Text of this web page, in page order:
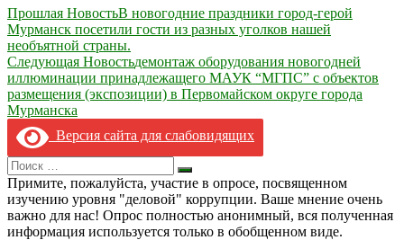
Навигация
по
записям
Прошлая НовостьВ новогодние праздники город-герой
Мурманск посетили гости из разных уголков нашей
необъятной страны.
Следующая Новостьдемонтаж оборудования новогодней
иллюминации принадлежащего МАУК “МГПС” с объектов
размещения (экспозиции) в Первомайском округе города
Мурманска
Версия сайта для слабовидящих
Search
for:
Искать
Примите, пожалуйста, участие в опросе, посвященном
изучению уровня "деловой" коррупции. Ваше мнение очень
важно для нас! Опрос полностью анонимный, вся полученная
информация используется только в обобщенном виде.